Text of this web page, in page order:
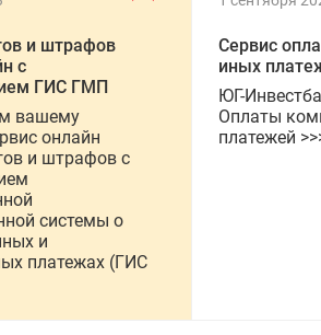
и штрафов
с
ГИС ГМП
вашему
онлайн
и штрафов с
системы о
и
платежах (ГИС
Сервис
иных
ЮГ-
Оплаты
платежей